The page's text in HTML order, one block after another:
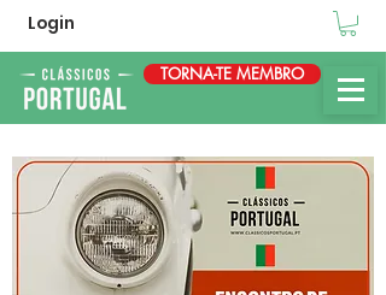
Login
TORNA-TE MEMBRO